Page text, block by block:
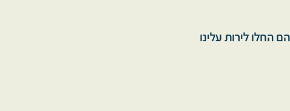
של מצרים. הם החלו לירות עלינו